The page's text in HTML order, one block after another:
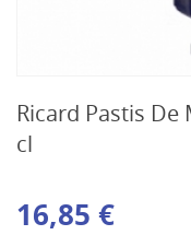
Ricard Pastis De
cl
16,85 €